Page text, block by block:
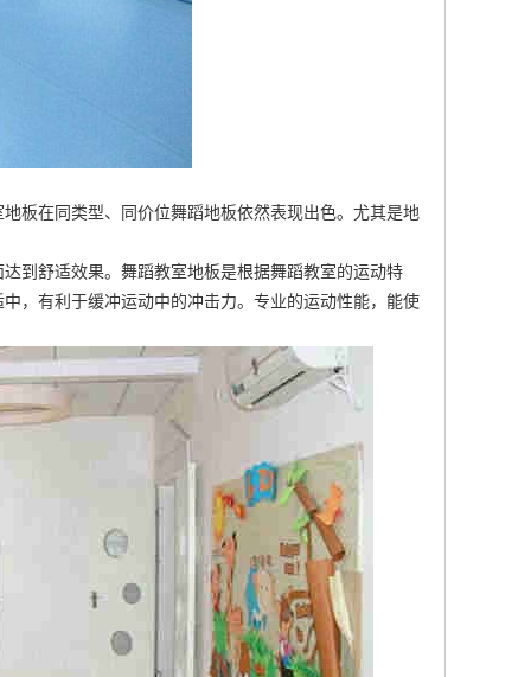
板在同类型、同价位舞蹈地板依然表现出色。尤其是地
到舒适效果。舞蹈教室地板是根据舞蹈教室的运动特
，有利于缓冲运动中的冲击力。专业的运动性能，能使